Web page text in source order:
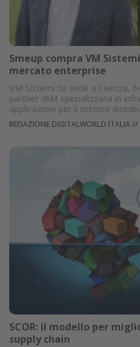
Smeup compra VM
mercato enterprise
VM Sistemi ha sede a Faenza,
partner IBM specializzata in
applicazioni per il settore
REDAZIONE DIGITALWORLD ITALIA//
SCOR: il modello per
supply chain